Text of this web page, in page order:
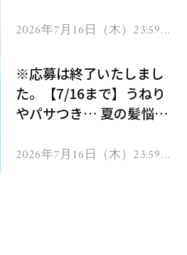
ヘアドライヤー ジュエル
2026年7月16日（木）23:59ま
※応募は終了いたしまし
た。【7/16まで】うねり
やパサつき… 夏の髪悩み
ムを13名様にプレゼン
2026年7月16日（木）23:59ま